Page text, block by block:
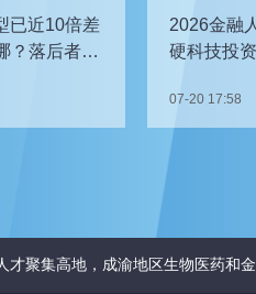
已近10倍差
？落后者该
2026金融
硬科技投
单？
07-20 17:58
才聚集高地，成渝地区生物医药和